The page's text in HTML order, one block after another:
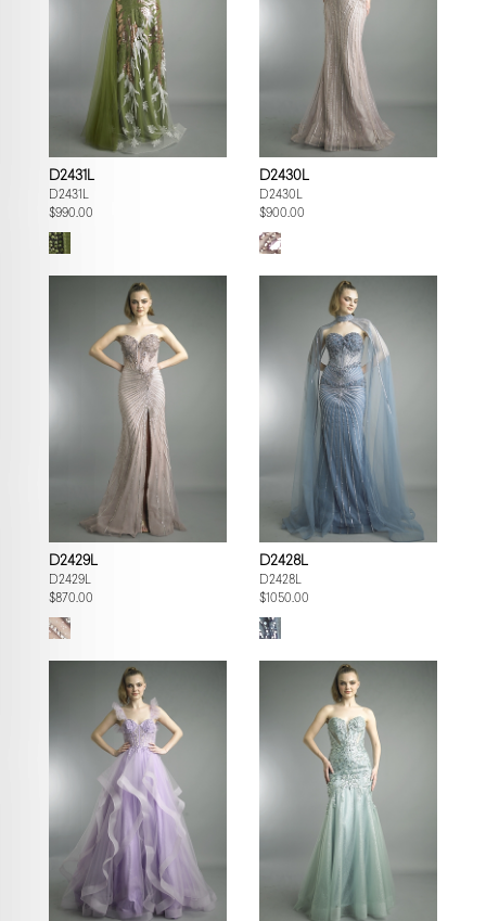
D2431L
D2431L
$990.00
D2430L
D2430L
$900.00
D2429L
D2429L
$870.00
D2428L
D2428L
$1050.00